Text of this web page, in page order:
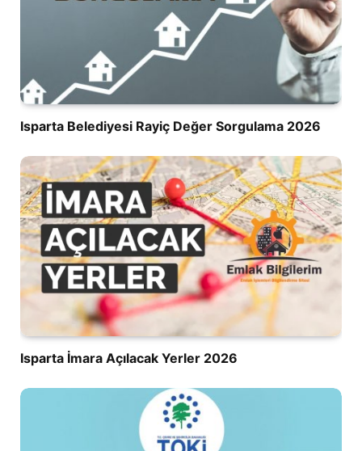
Isparta Belediyesi Rayiç Değer Sorgulama 2026
Isparta İmara Açılacak Yerler 2026